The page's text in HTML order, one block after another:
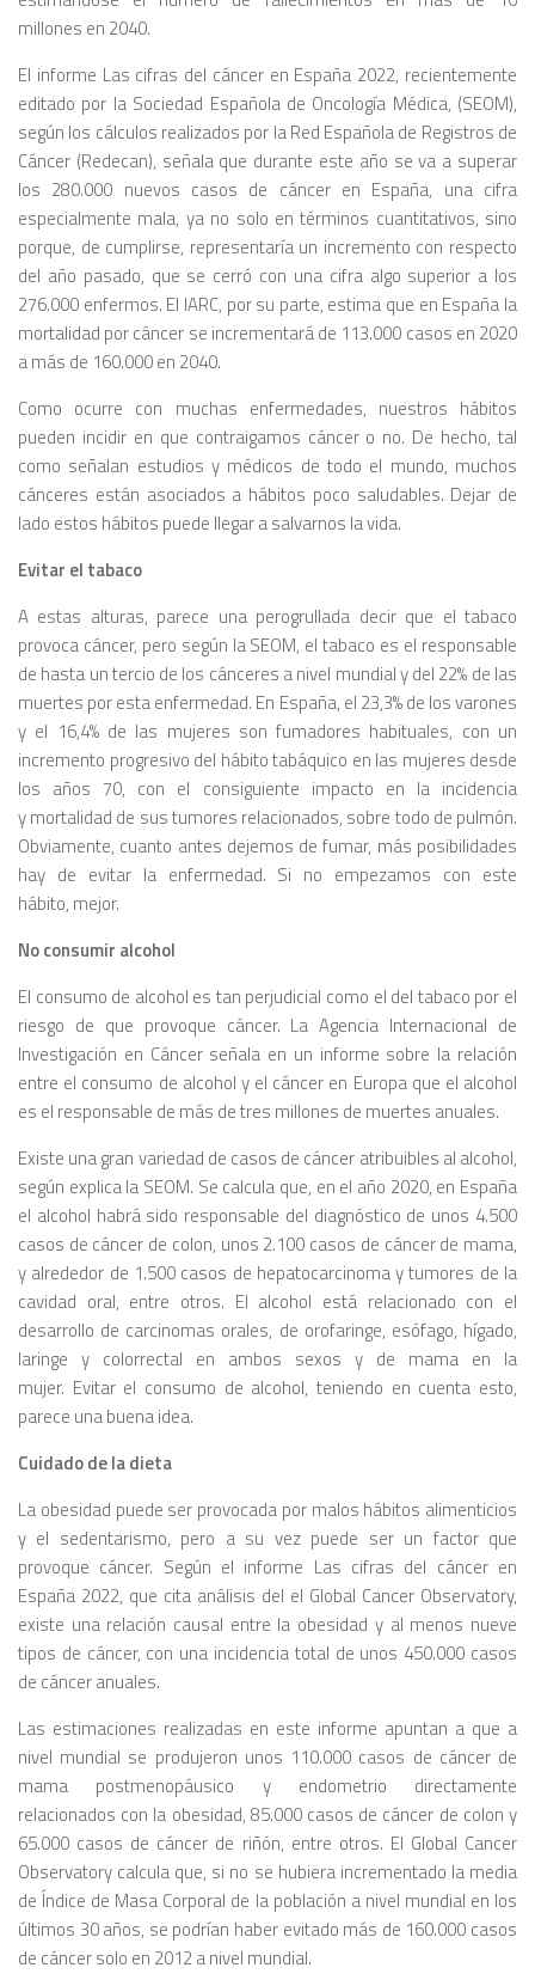
millones en 2040.
El informe Las cifras del cáncer en España 2022, recientemente
editado por la Sociedad Española de Oncología Médica, (SEOM),
según los cálculos realizados por la Red Española de Registros de
Cáncer (Redecan), señala que durante este año se va a superar
los 280.000 nuevos casos de cáncer en España, una cifra
especialmente mala, ya no solo en términos cuantitativos, sino
porque, de cumplirse, representaría un incremento con respecto
del año pasado, que se cerró con una cifra algo superior a los
276.000 enfermos. El IARC, por su parte, estima que en España la
mortalidad por cáncer se incrementará de 113.000 casos en 2020
a más de 160.000 en 2040.
Como ocurre con muchas enfermedades, nuestros hábitos
pueden incidir en que contraigamos cáncer o no. De hecho, tal
como señalan estudios y médicos de todo el mundo, muchos
cánceres están asociados a hábitos poco saludables. Dejar de
lado estos hábitos puede llegar a salvarnos la vida.
Evitar el tabaco
A estas alturas, parece una perogrullada decir que el tabaco
provoca cáncer, pero según la SEOM, el tabaco es el responsable
de hasta un tercio de los cánceres a nivel mundial y del 22% de las
muertes por esta enfermedad. En España, el 23,3% de los varones
y el 16,4% de las mujeres son fumadores habituales, con un
incremento progresivo del hábito tabáquico en las mujeres desde
los años 70, con el consiguiente impacto en la incidencia
y mortalidad de sus tumores relacionados, sobre todo de pulmón.
Obviamente, cuanto antes dejemos de fumar, más posibilidades
hay de evitar la enfermedad. Si no empezamos con este
hábito, mejor.
No consumir alcohol
El consumo de alcohol es tan perjudicial como el del tabaco por el
riesgo de que provoque cáncer. La Agencia Internacional de
Investigación en Cáncer señala en un informe sobre la relación
entre el consumo de alcohol y el cáncer en Europa que el alcohol
es el responsable de más de tres millones de muertes anuales.
Existe una gran variedad de casos de cáncer atribuibles al alcohol,
según explica la SEOM. Se calcula que, en el año 2020, en España
el alcohol habrá sido responsable del diagnóstico de unos 4.500
casos de cáncer de colon, unos 2.100 casos de cáncer de mama,
y alrededor de 1.500 casos de hepatocarcinoma y tumores de la
cavidad oral, entre otros. El alcohol está relacionado con el
desarrollo de carcinomas orales, de orofaringe, esófago, hígado,
laringe y colorrectal en ambos sexos y de mama en la
mujer. Evitar el consumo de alcohol, teniendo en cuenta esto,
parece una buena idea.
Cuidado de la dieta
La obesidad puede ser provocada por malos hábitos alimenticios
y el sedentarismo, pero a su vez puede ser un factor que
provoque cáncer. Según el informe Las cifras del cáncer en
España 2022, que cita análisis del el Global Cancer Observatory,
existe una relación causal entre la obesidad y al menos nueve
tipos de cáncer, con una incidencia total de unos 450.000 casos
de cáncer anuales.
Las estimaciones realizadas en este informe apuntan a que a
nivel mundial se produjeron unos 110.000 casos de cáncer de
mama postmenopáusico y endometrio directamente
relacionados con la obesidad, 85.000 casos de cáncer de colon y
65.000 casos de cáncer de riñón, entre otros. El Global Cancer
Observatory calcula que, si no se hubiera incrementado la media
de Índice de Masa Corporal de la población a nivel mundial en los
últimos 30 años, se podrían haber evitado más de 160.000 casos
de cáncer solo en 2012 a nivel mundial.